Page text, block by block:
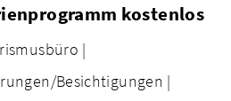
kostenlos
|
Besichtigungen |